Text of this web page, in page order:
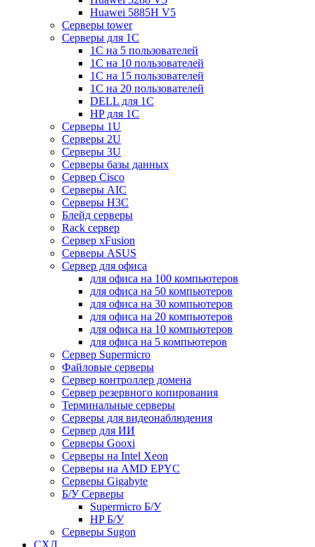
Huawei 5885H V5
Серверы tower
Серверы для 1C
1С на 5 пользователей
1С на 10 пользователей
1С на 15 пользователей
1С на 20 пользователей
DELL для 1С
HP для 1С
Серверы 1U
Серверы 2U
Серверы 3U
Серверы базы данных
Сервер Cisco
Серверы AIC
Серверы H3C
Блейд серверы
Rack сервер
Сервер xFusion
Серверы ASUS
Сервер для офиса
для офиса на 100 компьютеров
для офиса на 50 компьютеров
для офиса на 30 компьютеров
для офиса на 20 компьютеров
для офиса на 10 компьютеров
для офиса на 5 компьютеров
Сервер Supermicro
Файловые серверы
Сервер контроллер домена
Сервер резервного копирования
Терминальные серверы
Серверы для видеонаблюдения
Сервер для ИИ
Серверы Gooxi
Серверы на Intel Xeon
Серверы на AMD EPYC
Серверы Gigabyte
Б/У Серверы
Supermicro Б/У
HP Б/У
Серверы Sugon
СХД